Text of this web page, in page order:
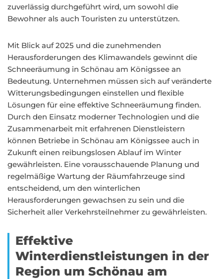
zuverlässig durchgeführt wird, um sowohl die
Bewohner als auch Touristen zu unterstützen.
Mit Blick auf 2025 und die zunehmenden
Herausforderungen des Klimawandels gewinnt die
Schneeräumung in Schönau am Königssee an
Bedeutung. Unternehmen müssen sich auf veränderte
Witterungsbedingungen einstellen und flexible
Lösungen für eine effektive Schneeräumung finden.
Durch den Einsatz moderner Technologien und die
Zusammenarbeit mit erfahrenen Dienstleistern
können Betriebe in Schönau am Königssee auch in
Zukunft einen reibungslosen Ablauf im Winter
gewährleisten. Eine vorausschauende Planung und
regelmäßige Wartung der Räumfahrzeuge sind
entscheidend, um den winterlichen
Herausforderungen gewachsen zu sein und die
Sicherheit aller Verkehrsteilnehmer zu gewährleisten.
Effektive
Winterdienstleistungen in der
Region um Schönau am